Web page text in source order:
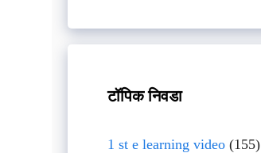
टॉपिक निवडा
1 st e learning video(155)